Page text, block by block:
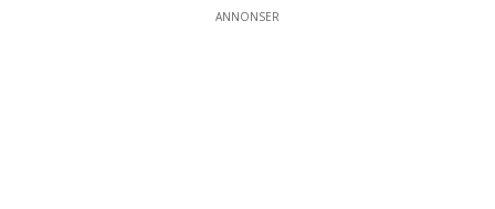
ANNONSER